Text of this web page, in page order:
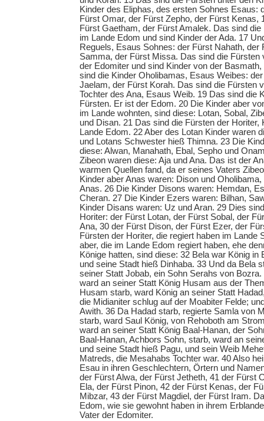
Kinder des Eliphas, des ersten Sohnes Esaus:
Fürst Omar, der Fürst Zepho, der Fürst Kenas,
Fürst Gaetham, der Fürst Amalek. Das sind
im Lande Edom und sind Kinder der Ada. 17
Reguels, Esaus Sohnes: der Fürst Nahath, der
Samma, der Fürst Missa. Das sind die Fürsten
der Edomiter und sind Kinder von der
sind die Kinder Oholibamas, Esaus Weibes:
Jaelam, der Fürst Korah. Das sind die Fürsten
Tochter des Ana, Esaus Weib. 19 Das sind die
Fürsten. Er ist der Edom. 20 Die Kinder aber
im Lande wohnten, sind diese: Lotan, Sobal,
und Disan. 21 Das sind die Fürsten der Horiter,
Lande Edom. 22 Aber des Lotan Kinder waren
und Lotans Schwester hieß Thimna. 23 Die
diese: Alwan, Manahath, Ebal, Sepho und
Zibeon waren diese: Aja und Ana. Das ist der
warmen Quellen fand, da er seines Vaters
Kinder aber Anas waren: Dison und
Anas. 26 Die Kinder Disons waren: Hemdan,
Cheran. 27 Die Kinder Ezers waren: Bilhan,
Kinder Disans waren: Uz und Aran. 29 Dies
Horiter: der Fürst Lotan, der Fürst Sobal, der
Ana, 30 der Fürst Dison, der Fürst Ezer, der
Fürsten der Horiter, die regiert haben im Lande
aber, die im Lande Edom regiert haben, ehe
Könige hatten, sind diese: 32 Bela war König in
und seine Stadt hieß Dinhaba. 33 Und da Bela
seiner Statt Jobab, ein Sohn Serahs von
ward an seiner Statt König Husam aus der
Husam starb, ward König an seiner Statt
die Midianiter schlug auf der Moabiter Felde;
Awith. 36 Da Hadad starb, regierte Samla von
starb, ward Saul König, von Rehoboth am
ward an seiner Statt König Baal-Hanan, der
Baal-Hanan, Achbors Sohn, starb, ward an
und seine Stadt hieß Pagu, und sein Weib
Matreds, die Mesahabs Tochter war. 40 Also
Esau in ihren Geschlechtern, Örtern und
der Fürst Alwa, der Fürst Jetheth, 41 der Fürst
Ela, der Fürst Pinon, 42 der Fürst Kenas, der
Mibzar, 43 der Fürst Magdiel, der Fürst Iram.
Edom, wie sie gewohnt haben in ihrem
Vater der Edomiter.